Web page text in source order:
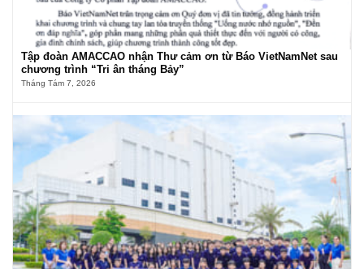
Tập đoàn AMACCAO nhận Thư cảm ơn từ Báo VietNamNet sau
chương trình “Tri ân tháng Bảy”
Tháng Tám 7, 2026